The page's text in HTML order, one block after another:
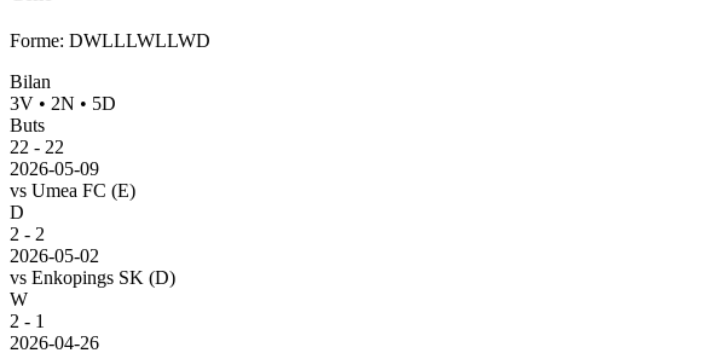
Forme: DWLLLWLLWD
Bilan
3V • 2N • 5D
Buts
22 - 22
2026-05-09
vs Umea FC (E)
D
2 - 2
2026-05-02
vs Enkopings SK (D)
W
2 - 1
2026-04-26